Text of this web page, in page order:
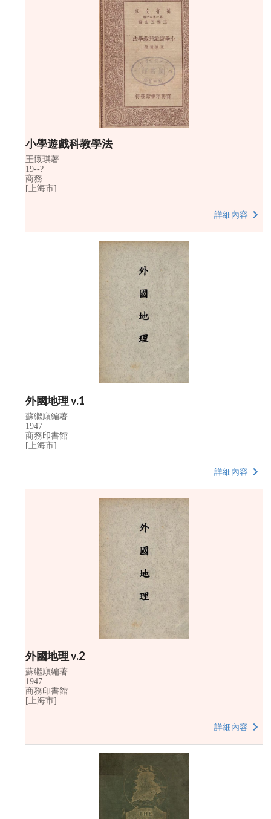
小學遊戲科教學法
王懷琪著
19--?
商務
[上海市]
詳細內容
外國地理 v.1
蘇繼廎編著
1947
商務印書館
[上海市]
詳細內容
外國地理 v.2
蘇繼廎編著
1947
商務印書館
[上海市]
詳細內容